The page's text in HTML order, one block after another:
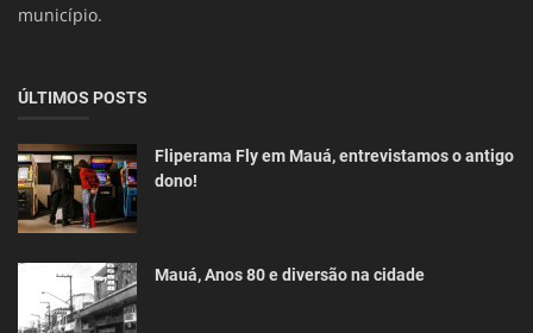
município.
ÚLTIMOS POSTS
Fliperama Fly em Mauá, entrevistamos o antigo
dono!
Mauá, Anos 80 e diversão na cidade